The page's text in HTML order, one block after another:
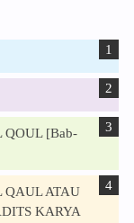
[Bab-
ATAU
KARYA